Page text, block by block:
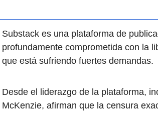
Substack es una plataforma de
profundamente comprometida con la
que está sufriendo fuertes demandas.
Desde el liderazgo de la plataforma,
McKenzie, afirman que la censura